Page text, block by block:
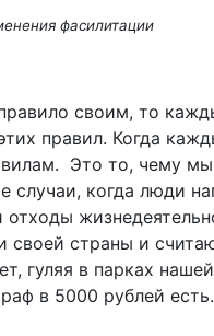
фасилитации
своим, то
правил. Когда
Это то, чему
случаи, когда люди
своей страны и
гуляя в парках
в 5000 рублей